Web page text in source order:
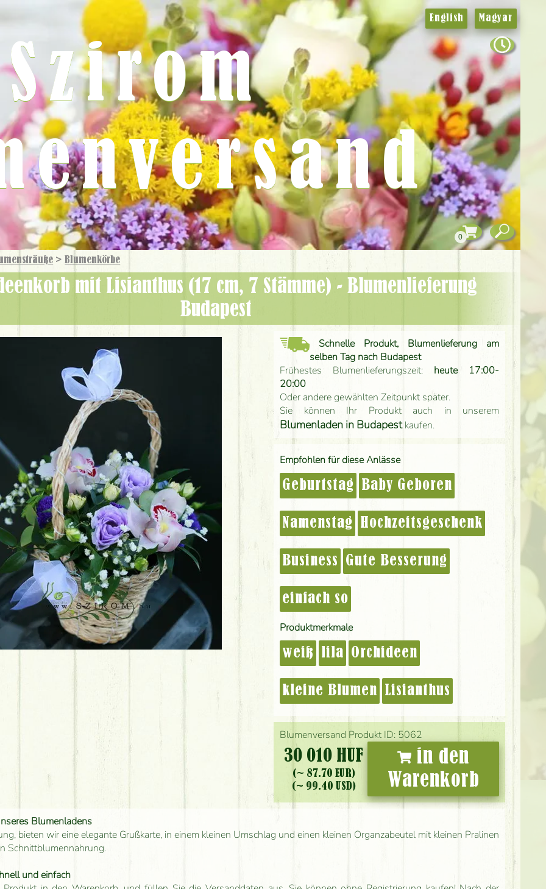
> Blumen­körbe
Budapest
Blumenversand Produkt ID: 5062
30 010 HUF
(~ 87.70 EUR)
(~ 99.40 USD)
in den
Warenkorb
Schnelle Produkt, Blumenlieferung am
selben Tag nach Budapest
Frühestes Blumenlieferungszeit: heute 17:00-
20:00
Oder andere gewählten Zeitpunkt später.
Sie können Ihr Produkt auch in unserem
Blumenladen in Budapestkaufen.
Empfohlen für diese Anlässe
Geburtstag Baby Geboren
Namenstag Hochzeitsgeschenk
Business Gute Besserung
einfach so
Produktmerkmale
weiß lila Orchideen
kleine Blumen Lisianthus
Blumenladens
bieten wir eine elegante Grußkarte, in einem kleinen Umschlag und einen kleinen Organzabeutel mit kleinen Pralinen
Schnittblumennahrung.
und einfach
English Magyar
Szirom
0